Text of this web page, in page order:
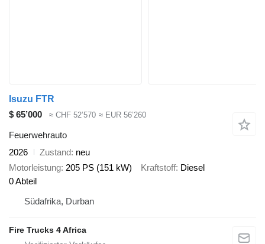
Isuzu FTR
$ 65’000
≈ CHF 52’570 ≈ EUR 56’260
Feuerwehrauto
2026
Zustand neu
Motorleistung 205 PS (151 kW) Kraftstoff Diesel
0 Abteil
Südafrika, Durban
Fire Trucks 4 Africa